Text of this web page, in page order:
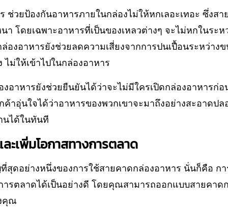
ช่วยป้องกันอาหารภายในกล่องไม่ให้หกเลอะเทอะ ซึ่งส
า โดยเฉพาะอาหารที่เป็นของเหลวต่างๆ จะไม่หกในระห
องอาหารยังช่วยลดความเสี่ยงจากการปนเปื้อนระหว่าง
ม่ให้เข้าไปในกล่องอาหาร
อาหารยังช่วยยืนยันได้ว่าจะไม่มีใครเปิดกล่องอาหารก่อ
าอุ่นใจได้ว่าอาหารของพวกเขาจะมาถึงอย่างสะอาดปล
นได้ในทันที
ะเพิ่มโอกาสทางการตลาด
สุดอย่างหนึ่งของการใช้สายคาดกล่องอาหาร นั่นก็คือ ก
ารตลาดได้เป็นอย่างดี โดยคุณสามารถออกแบบสายคาด
คุณ